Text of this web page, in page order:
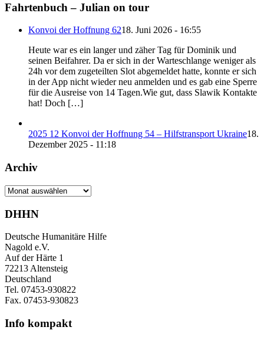
Fahrtenbuch – Julian on tour
Konvoi der Hoffnung 6218. Juni 2026 - 16:55
Heute war es ein langer und zäher Tag für Dominik und
seinen Beifahrer. Da er sich in der Warteschlange weniger als
24h vor dem zugeteilten Slot abgemeldet hatte, konnte er sich
in der App nicht wieder neu anmelden und es gab eine Sperre
für die Ausreise von 14 Tagen.Wie gut, dass Slawik Kontakte
hat! Doch […]
2025 12 Konvoi der Hoffnung 54 – Hilfstransport Ukraine18.
Dezember 2025 - 11:18
Archiv
Archiv
DHHN
Deutsche Humanitäre Hilfe
Nagold e.V.
Auf der Härte 1
72213 Altensteig
Deutschland
Tel. 07453-930822
Fax. 07453-930823
Info kompakt